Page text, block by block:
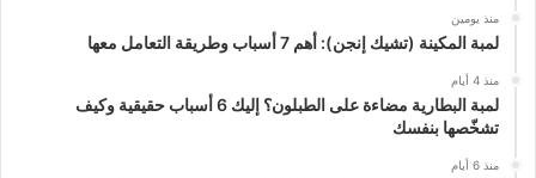
منذ يومين
لمبة المكينة (تشيك إنجن): أهم 7 أسباب وطريقة التعامل معها
منذ 4 أيام
لمبة البطارية مضاءة على الطبلون؟ إليك 6 أسباب حقيقية وكيف
تشخّصها بنفسك
منذ 6 أيام